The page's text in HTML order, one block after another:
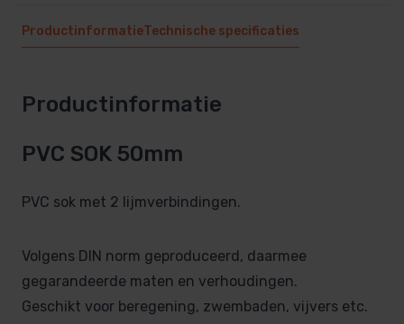
ProductinformatieTechnische specificaties
Productinformatie
PVC SOK 50mm
PVC sok met 2 lijmverbindingen.
Volgens DIN norm geproduceerd, daarmee
gegarandeerde maten en verhoudingen.
Geschikt voor beregening, zwembaden, vijvers etc.